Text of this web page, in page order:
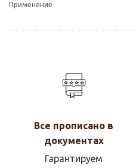
Применение
Все прописано в
документах
Гарантируем